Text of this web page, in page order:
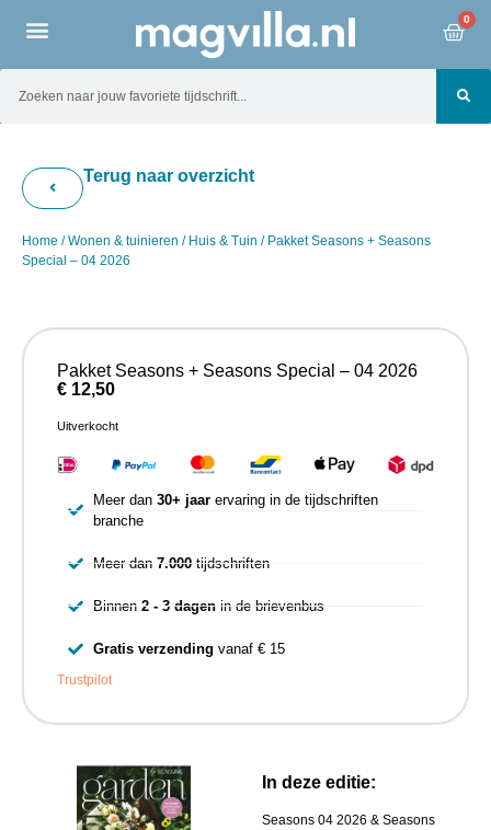
0
Terug naar overzicht
Home /Wonen & tuinieren / Huis & Tuin / Pakket Seasons + Seasons
Special – 04 2026
In deze editie:
Seasons 04 2026 & Seasons
Pakket Seasons + Seasons Special – 04 2026
€ 12,50
Uitverkocht
Meer dan 30+ jaarervaring in de tijdschriften
branche
Meer dan 7.000tijdschriften
Binnen 2 - 3 dagenin de brievenbus
Gratis verzending vanaf € 15
Trustpilot